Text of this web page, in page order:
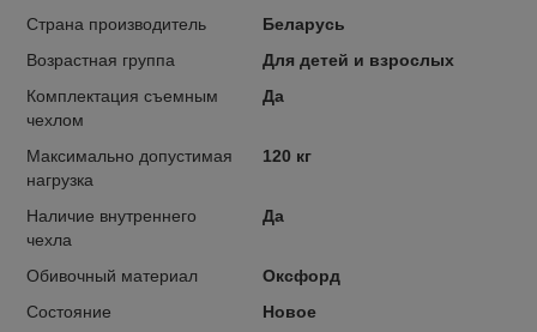
Страна производитель
Беларусь
Возрастная группа
Для детей и взрослых
Комплектация съемным
чехлом
Да
Максимально допустимая
нагрузка
120 кг
Наличие внутреннего
чехла
Да
Обивочный материал
Оксфорд
Состояние
Новое